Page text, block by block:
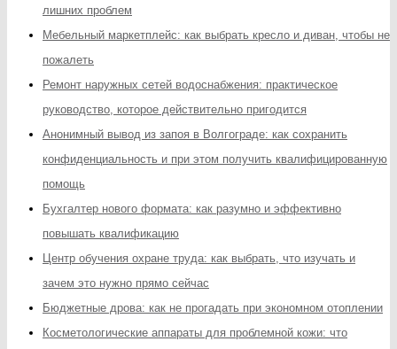
лишних проблем
Мебельный маркетплейс: как выбрать кресло и диван, чтобы не
пожалеть
Ремонт наружных сетей водоснабжения: практическое
руководство, которое действительно пригодится
Анонимный вывод из запоя в Волгограде: как сохранить
конфиденциальность и при этом получить квалифицированную
помощь
Бухгалтер нового формата: как разумно и эффективно
повышать квалификацию
Центр обучения охране труда: как выбрать, что изучать и
зачем это нужно прямо сейчас
Бюджетные дрова: как не прогадать при экономном отоплении
Косметологические аппараты для проблемной кожи: что